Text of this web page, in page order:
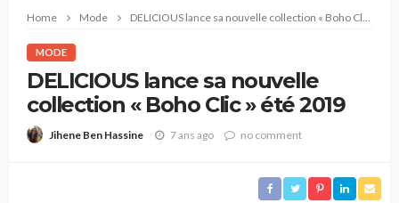
Home Mode DELICIOUS lance sa nouvelle collection « Boho Clic » été 2019
MODE
DELICIOUS lance sa nouvelle
collection « Boho Clic » été 2019
Jihene Ben Hassine 7 ans ago no comment